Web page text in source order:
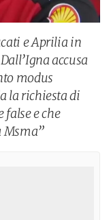
e Aprilia in
accusa
modus
la richiesta di
false e che
Msma”